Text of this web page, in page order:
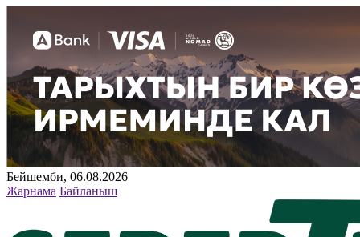
Бейшемби, 06.08.2026
Жарнама Байланыш